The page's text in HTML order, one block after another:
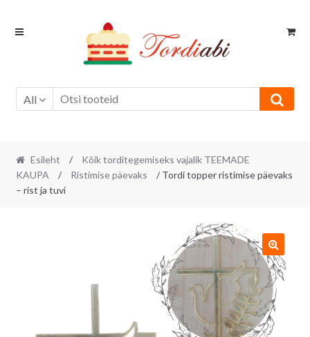
Skip
Skip
All
Esileht /
Kõik torditegemiseks vajalik TEEMADE
KAUPA
/ Ristimise päevaks
/ Tordi topper ristimise päevaks
– rist ja tuvi